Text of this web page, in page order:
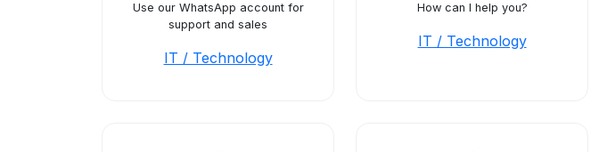
Use our WhatsApp account for
support and sales
IT / Technology
How can I help you?
IT / Technology